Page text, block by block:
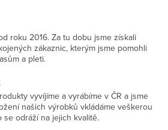
roku 2016. Za tu dobu jsme získali
zákaznic, kterým jsme pomohli
a pleti.
vyvíjíme a vyrábíme v ČR a jsme
našich výrobků vkládáme veškerou
se odráží na jejich kvalitě.